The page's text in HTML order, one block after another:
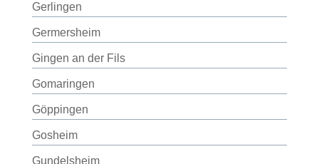
Gerlingen
Germersheim
Gingen an der Fils
Gomaringen
Göppingen
Gosheim
Gundelsheim